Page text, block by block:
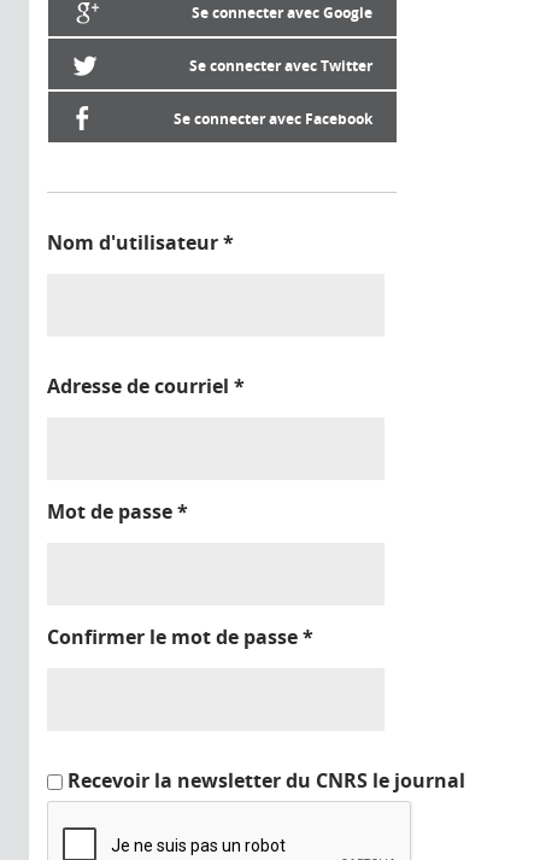
Se connecter avec Google
Se connecter avec Twitter
Se connecter avec Facebook
Nom d'utilisateur*
Adresse de courriel *
Mot de passe*
Confirmer le mot de passe*
Recevoir la newsletter du CNRS le journal